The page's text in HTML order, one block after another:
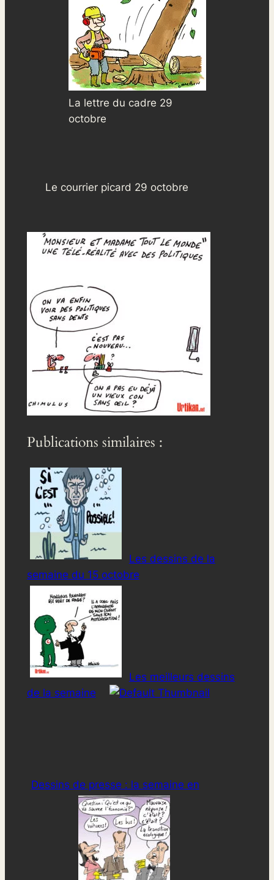
La lettre du cadre 29
octobre
Le courrier picard 29 octobre
Publications similaires :
Les dessins de la
semaine du 15 octobre
Les meilleurs dessins
de la semaine
Dessins de presse : la semaine en